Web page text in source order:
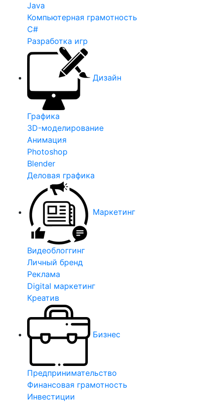
Java
Компьютерная грамотность
C#
Разработка игр
Дизайн
Графика
3D-моделирование
Анимация
Photoshop
Blender
Деловая графика
Маркетинг
Видеоблоггинг
Личный бренд
Реклама
Digital маркетинг
Креатив
Бизнес
Предпринимательство
Финансовая грамотность
Инвестиции